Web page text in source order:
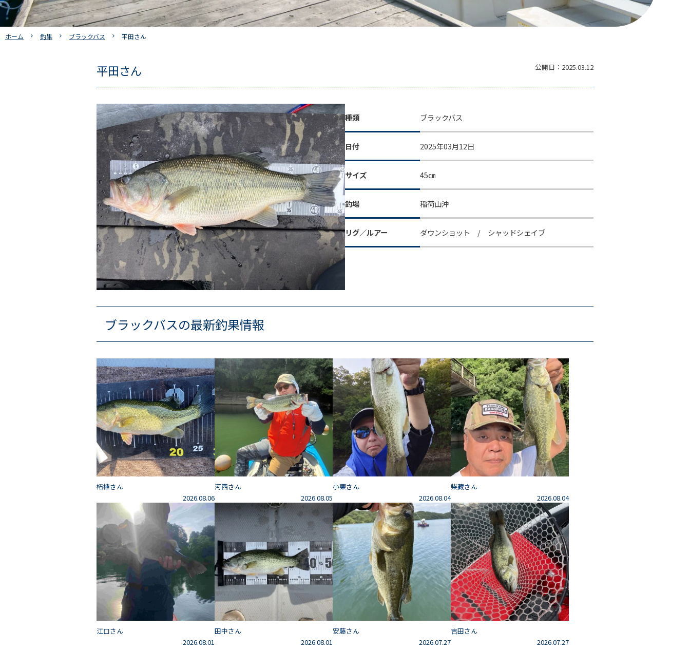
ホーム 釣果 ブラックバス 平田さん
平田さん 公開日： 2025.03.12
種類 ブラックバス
日付 2025年03月12日
サイズ 45㎝
釣場 稲荷山沖
リグ／ルアー ダウンショット / シャッドシェイブ
ブラックバスの最新釣果情報
柘植さん
2026.08.06
河西さん
2026.08.05
小栗さん
2026.08.04
柴藏さん
2026.08.04
江口さん
2026.08.01
田中さん
2026.08.01
安藤さん
2026.07.27
吉田さん
2026.07.27